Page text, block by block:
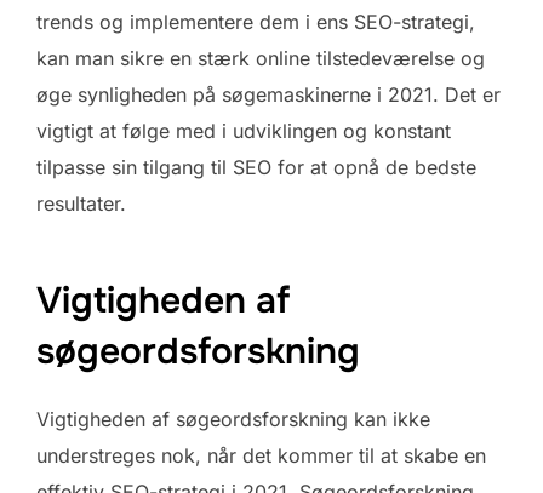
trends og implementere dem i ens SEO-strategi,
kan man sikre en stærk online tilstedeværelse og
øge synligheden på søgemaskinerne i 2021. Det er
vigtigt at følge med i udviklingen og konstant
tilpasse sin tilgang til SEO for at opnå de bedste
resultater.
Vigtigheden af
søgeordsforskning
Vigtigheden af søgeordsforskning kan ikke
understreges nok, når det kommer til at skabe en